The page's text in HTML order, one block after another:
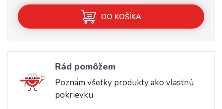
DO KOŠÍKA
Rád pomôžem
Poznám všetky produkty ako vlastnú
pokrievku